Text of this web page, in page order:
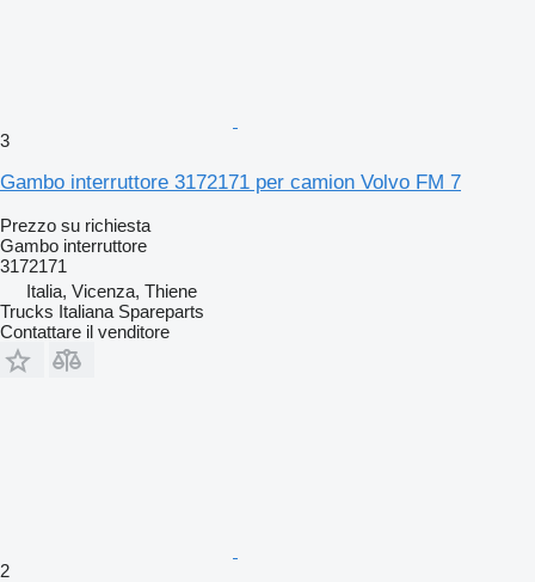
3
Gambo interruttore 3172171 per camion Volvo FM 7
Prezzo su richiesta
Gambo interruttore
3172171
Italia, Vicenza, Thiene
Trucks Italiana Spareparts
Contattare il venditore
2